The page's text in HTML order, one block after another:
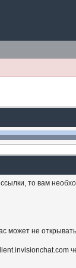
то вам
может не